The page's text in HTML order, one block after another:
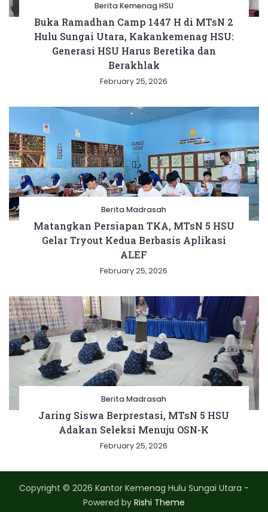
Berita Kemenag HSU
Buka Ramadhan Camp 1447 H di MTsN 2
Hulu Sungai Utara, Kakankemenag HSU:
Generasi HSU Harus Beretika dan
Berakhlak
February 25, 2026
Berita Madrasah
Matangkan Persiapan TKA, MTsN 5 HSU
Gelar Tryout Kedua Berbasis Aplikasi
ALEF
February 25, 2026
Berita Madrasah
Jaring Siswa Berprestasi, MTsN 5 HSU
Adakan Seleksi Menuju OSN-K
February 25, 2026
Copyright © 2026 Kantor Kemenag Hulu Sungai Utara -
Powered by Rishi Theme